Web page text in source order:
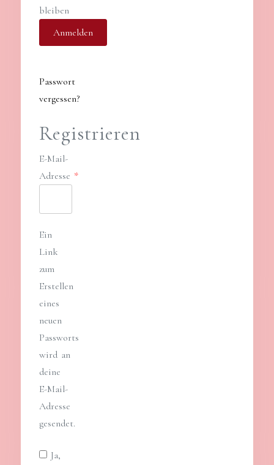
bleiben
Anmelden
Passwort
vergessen?
Registrieren
E-Mail-
Adresse *
Ein
Link
zum
Erstellen
eines
neuen
Passworts
wird an
deine
E-Mail-
Adresse
gesendet.
Ja,